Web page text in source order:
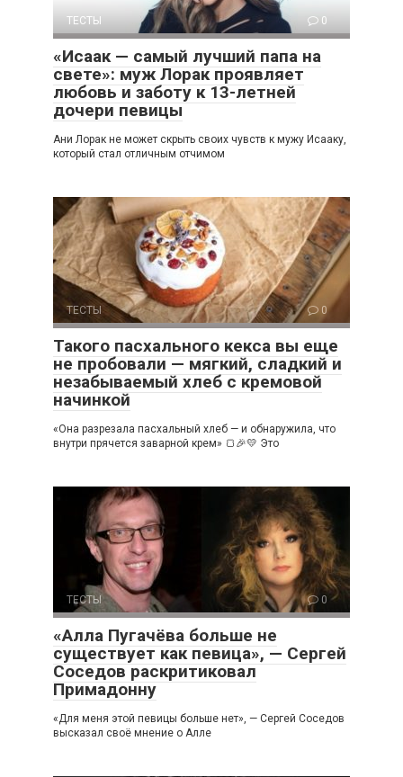
ТЕСТЫ 0
«Исаак — самый лучший папа на
свете»: муж Лорак проявляет
любовь и заботу к 13-летней
дочери певицы
Ани Лорак не может скрыть своих чувств к мужу Исааку,
который стал отличным отчимом
ТЕСТЫ 0
Такого пасхального кекса вы еще
не пробовали — мягкий, сладкий и
незабываемый хлеб с кремовой
начинкой
«Она разрезала пасхальный хлеб — и обнаружила, что
внутри прячется заварной крем» 🍞🎉💛 Это
ТЕСТЫ 0
«Алла Пугачёва больше не
существует как певица», — Сергей
Соседов раскритиковал
Примадонну
«Для меня этой певицы больше нет», — Сергей Соседов
высказал своё мнение о Алле